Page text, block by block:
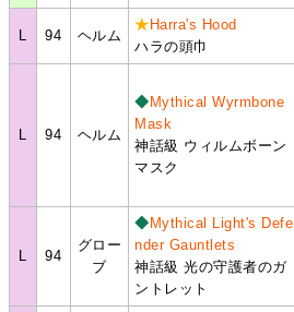
94 ヘルム
★ Harra's Hood
ハラの頭巾
94 ヘルム
◆ Mythical Wyrmbone
Mask
神話級 ウィルムボーン
マスク
94
グロー
ブ
◆ Mythical Light's Defe
nder Gauntlets
神話級 光の守護者のガ
ントレット